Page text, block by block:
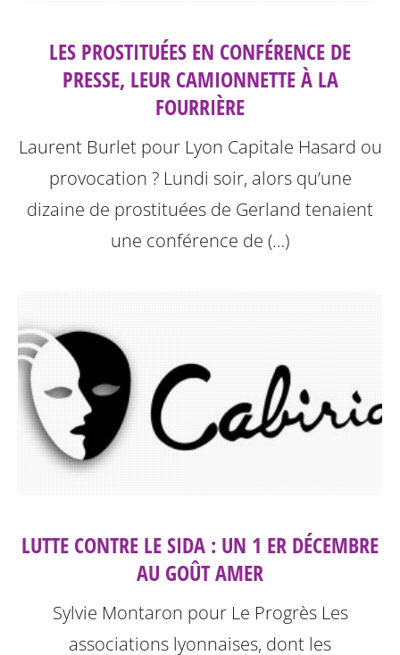
LES PROSTITUÉES EN CONFÉRENCE DE
PRESSE, LEUR CAMIONNETTE À LA
FOURRIÈRE
Laurent Burlet pour Lyon Capitale Hasard ou
provocation ? Lundi soir, alors qu’une
dizaine de prostituées de Gerland tenaient
une conférence de (…)
LUTTE CONTRE LE SIDA : UN 1 ER DÉCEMBRE
AU GOÛT AMER
Sylvie Montaron pour Le Progrès Les
associations lyonnaises, dont les